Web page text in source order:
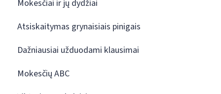
Mokesčiai ir jų dydžiai
Atsiskaitymas grynaisiais pinigais
Dažniausiai užduodami klausimai
Mokesčių ABC